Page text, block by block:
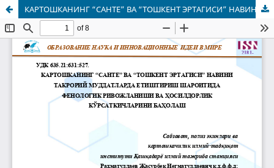
КАРТОШКАНИНГ “САНТЕ” ВА “ТОШКЕНТ ЭРТАГИСИ” НАВИНИ ТАКРОРИЙ МУДДАТЛАРДА ЕТИШТИРИШ ШАРОИТИДА ФЕНОЛОГИК РИВОЖЛАНИШИ ВА ҲОСИЛДОРЛИК КЎРСАТКИЧЛАРИНИ БАҲОЛАШ